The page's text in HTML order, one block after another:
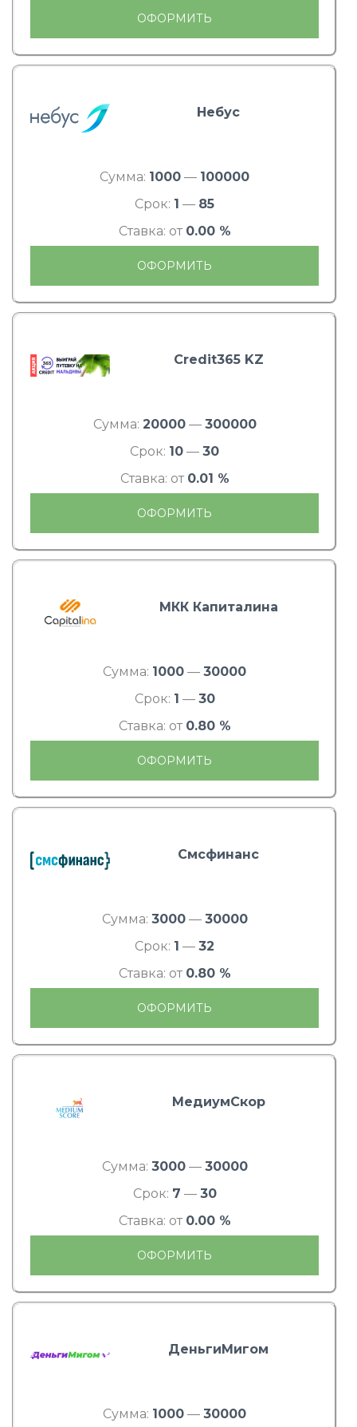
ОФОРМИТЬ
Небус
Сумма: 1000 — 100000
Срок: 1 — 85
Ставка: от 0.00 %
ОФОРМИТЬ
Credit365 KZ
Сумма: 20000— 300000
Срок: 10 — 30
Ставка: от 0.01 %
ОФОРМИТЬ
МКК Капиталина
Сумма: 1000 — 30000
Срок: 1 — 30
Ставка: от 0.80 %
ОФОРМИТЬ
Смсфинанс
Сумма: 3000— 30000
Срок: 1 — 32
Ставка: от 0.80 %
ОФОРМИТЬ
МедиумСкор
Сумма: 3000— 30000
Срок: 7 — 30
Ставка: от 0.00 %
ОФОРМИТЬ
ДеньгиМигом
Сумма: 1000 — 30000